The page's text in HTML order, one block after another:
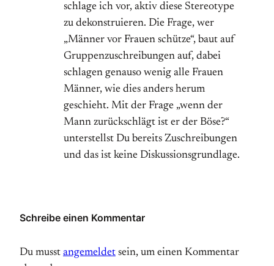
schlage ich vor, aktiv diese Stereotype
zu dekonstruieren. Die Frage, wer
„Männer vor Frauen schütze“, baut auf
Gruppenzuschreibungen auf, dabei
schlagen genauso wenig alle Frauen
Männer, wie dies anders herum
geschieht. Mit der Frage „wenn der
Mann zurückschlägt ist er der Böse?“
unterstellst Du bereits Zuschreibungen
und das ist keine Diskussionsgrundlage.
Schreibe einen Kommentar
Du musst angemeldet sein, um einen Kommentar